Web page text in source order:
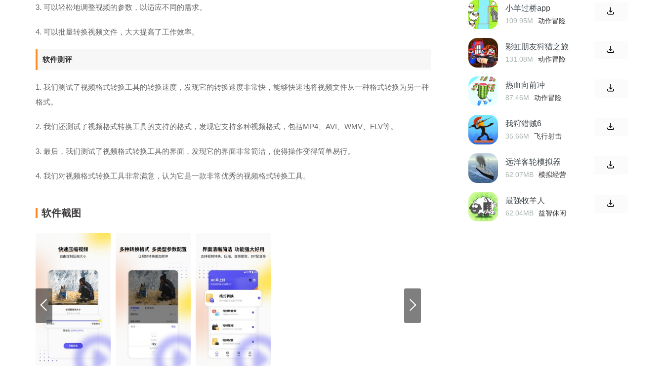
3. 可以轻松地调整视频的参数，以适应不同的需求。
4. 可以批量转换视频文件，大大提高了工作效率。
软件测评
1. 我们测试了视频格式转换工具的转换速度，发现它的转换速度非常快，能够快速地将视频文件从一种格式转换为另一种
格式。
2. 我们还测试了视频格式转换工具的支持的格式，发现它支持多种视频格式，包括MP4、AVI、WMV、FLV等。
3. 最后，我们测试了视频格式转换工具的界面，发现它的界面非常简洁，使得操作变得简单易行。
4. 我们对视频格式转换工具非常满意，认为它是一款非常优秀的视频格式转换工具。
软件截图
小羊过桥app
109.95M 动作冒险
彩虹朋友狩猎之旅
131.08M 动作冒险
热血向前冲
87.46M 动作冒险
我狩猎贼6
35.66M 飞行射击
远洋客轮模拟器
62.07MB 模拟经营
最强牧羊人
62.04MB 益智休闲